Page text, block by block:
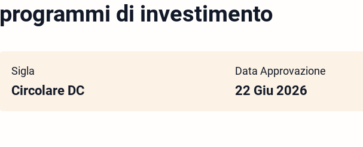
programmi di investimento
Sigla
Circolare DC
Data Approvazione
22 Giu 2026